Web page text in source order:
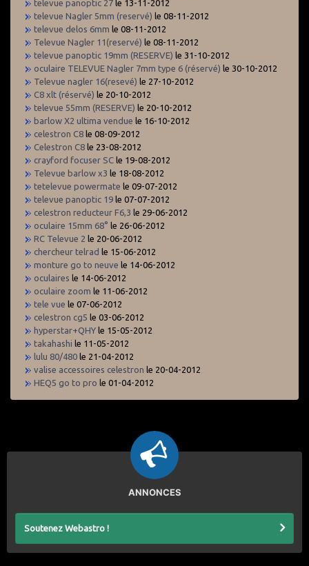
televue panoptic 27 le 13-11-2012
televue Nagler 5mm (reservé) le 08-11-2012
televue delos 6mm le 08-11-2012
Televue Nagler 11(reservé) le 08-11-2012
televue panoptic 19mm (RESERVE) le 31-10-2012
oculaire TELEVUE Nagler 7mm type 6 (réservé) le 30-10-2012
Televue nagler 16(resevé) le 27-10-2012
C8 xlt (réservé) le 20-10-2012
televue 55mm (RESERVE) le 20-10-2012
barlow X2 ultima vendue le 16-10-2012
celestron C8 le 08-09-2012
Celestron C8 le 23-08-2012
crayford focuser SC le 19-08-2012
Televue barlow x3 le 18-08-2012
tetelevue powermate le 09-07-2012
televue panoptic 19 le 07-07-2012
celestron reducteur F6,3 le 29-06-2012
oculaire 15mm 68° le 26-06-2012
RC Televue 2 le 20-06-2012
chercheur telrad le 15-06-2012
monture go to neuve le 14-06-2012
oculaires le 14-06-2012
oculaire zoom le 11-06-2012
tele vue le 07-06-2012
celestron cg5 le 03-06-2012
hyperstar+QHY le 15-05-2012
takahashi le 11-05-2012
lulu 80/480 le 21-04-2012
valise accessoires celestron le 20-04-2012
HEQ5 go to pro le 01-04-2012
ANNONCES
Soutenez Webastro !